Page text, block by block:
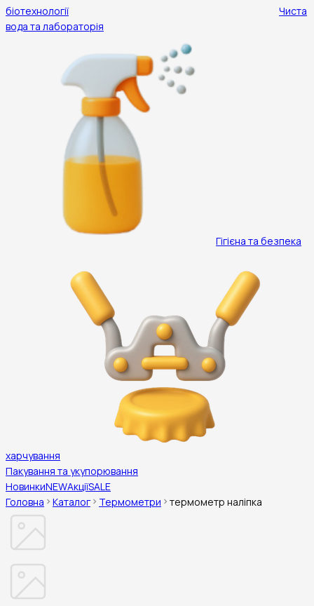
біотехнології
Чиста
вода та лабораторія
Гігієна та безпека
харчування
Пакування та укупорювання
НовинкиNEWАкціїSALE
Головна
Каталог Термометри термометр наліпка